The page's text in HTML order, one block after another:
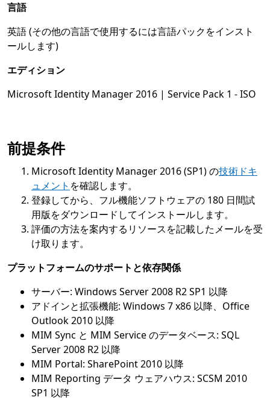
言語
英語 (その他の言語で使用するには言語パックをインスト
ールします)
エディション
Microsoft Identity Manager 2016 | Service Pack 1 - ISO
前提条件
Microsoft Identity Manager 2016 (SP1) の技術ドキ
ュメント を確認します。
登録してから、フル機能ソフトウェアの 180 日間試
用版をダウンロードしてインストールします。
評価の方法を案内するリソースを記載したメールを受
け取ります。
プラットフォームのサポートと依存関係
サーバー: Windows Server 2008 R2 SP1 以降
アドインと拡張機能: Windows 7 x86 以降、Office
Outlook 2010 以降
MIM Sync と MIM Service のデータベース: SQL
Server 2008 R2 以降
MIM Portal: SharePoint 2010 以降
MIM Reporting データ ウェアハウス: SCSM 2010
SP1 以降